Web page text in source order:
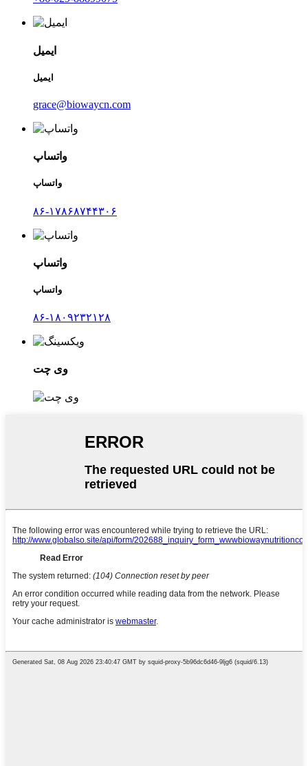
ایمیل
ایمیل
grace@biowaycn.com
واتساپ
واتساپ
۸۶-۱۷۸۶۸۷۴۴۳۰۶
واتساپ
واتساپ
۸۶-۱۸۰۹۲۳۲۱۲۸
وی چت